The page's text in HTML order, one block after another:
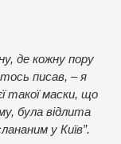
де кожну пору
писав, – я
такої маски, що
була відлита
у Київ”.